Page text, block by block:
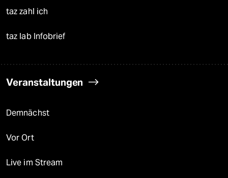
taz zahl ich
taz lab Infobrief
Veranstaltungen
Demnächst
Vor Ort
Live im Stream